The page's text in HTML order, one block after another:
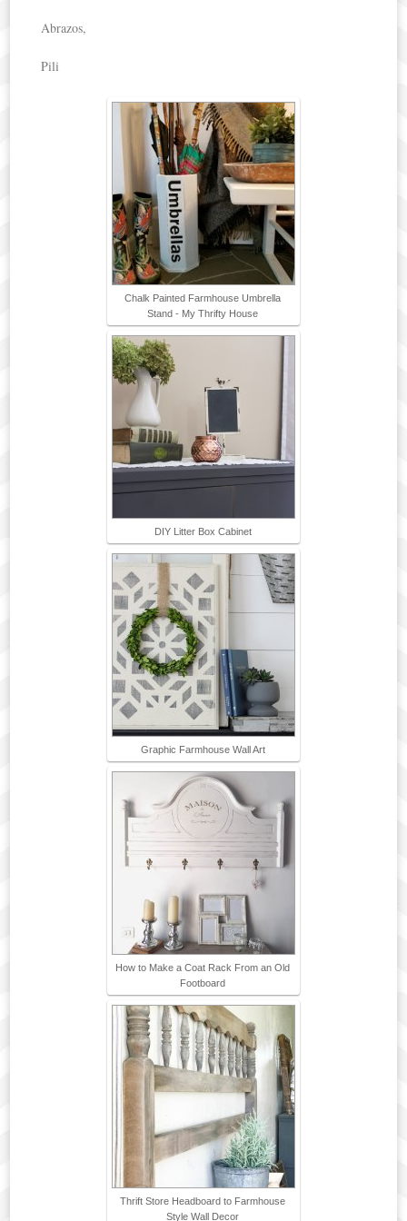
Abrazos,
Pili
Chalk Painted Farmhouse Umbrella
Stand - My Thrifty House
DIY Litter Box Cabinet
Graphic Farmhouse Wall Art
How to Make a Coat Rack From an Old
Footboard
Thrift Store Headboard to Farmhouse
Style Wall Decor